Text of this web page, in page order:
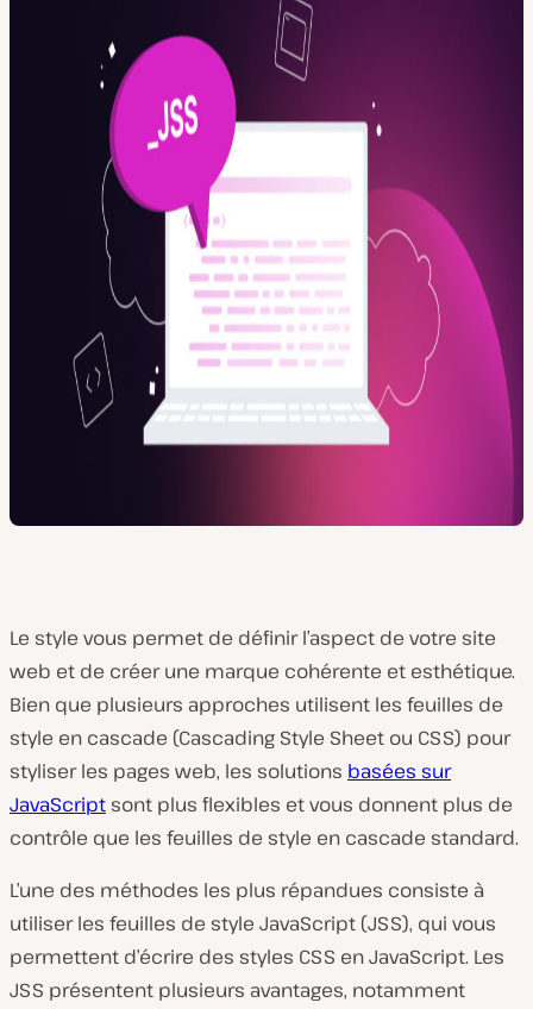
Le style vous permet de définir l’aspect de votre site
web et de créer une marque cohérente et esthétique.
Bien que plusieurs approches utilisent les feuilles de
style en cascade (Cascading Style Sheet ou CSS) pour
styliser les pages web, les solutions basées sur
JavaScript sont plus flexibles et vous donnent plus de
contrôle que les feuilles de style en cascade standard.
L’une des méthodes les plus répandues consiste à
utiliser les feuilles de style JavaScript (JSS), qui vous
permettent d’écrire des styles CSS en JavaScript. Les
JSS présentent plusieurs avantages, notamment